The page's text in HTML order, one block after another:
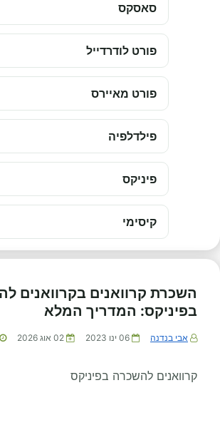
סאסקס
פורט לודרדייל
פורט מאיירס
פילדלפיה
פיניקס
קיסימי
השכרת קרוואנים בקרוואנים
בפיניקס: המדריך המלא
אבי בנדנה 06 ינו 2023 02 אוג 2026
קרוואנים להשכרה בפיניקס